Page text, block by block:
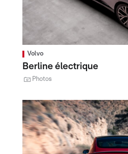
Volvo
Berline électrique
Photos